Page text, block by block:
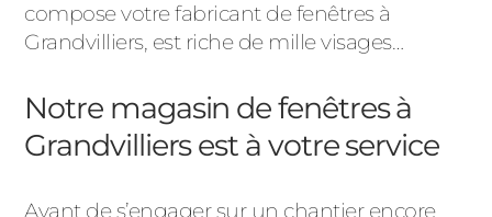
compose votre fabricant de fenêtres à
Grandvilliers, est riche de mille visages…
Notre magasin de fenêtres à
Grandvilliers est à votre service
Avant de s’engager sur un chantier encore